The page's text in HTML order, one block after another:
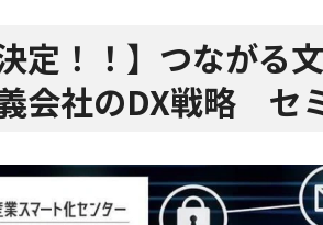
決定！！】つなが
会社のDX戦略 セ